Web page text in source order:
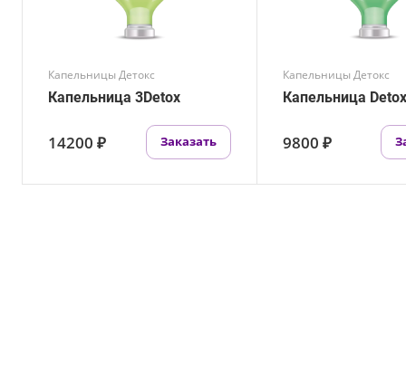
Капельницы Детокс
Капельница 3Detox
14200 ₽ Заказать
Капельницы Детокс
Капельница Detox
9800 ₽